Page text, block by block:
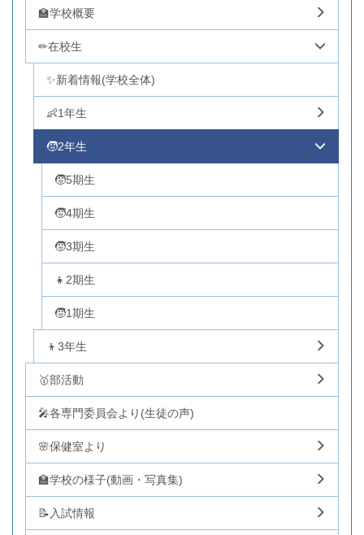
🏫学校概要
✏在校生
✨新着情報(学校全体)
👶1年生
🧒2年生
🧒5期生
🧒4期生
🧒3期生
👧2期生
🧒1期生
👦3年生
🥇部活動
🎤各専門委員会より(生徒の声)
🌸保健室より
🏫学校の様子(動画・写真集)
📝入試情報